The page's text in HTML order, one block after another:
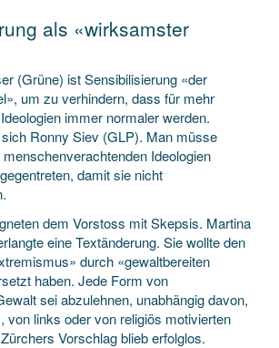
als «wirksamster
(Grüne) ist Sensibilisierung «der
um zu verhindern, dass für mehr
immer normaler werden.
Ronny Siev (GLP). Man müsse
Ideologien
damit sie nicht
dem Vorstoss mit Skepsis. Martina
eine Textänderung. Sie wollte den
durch «gewaltbereiten
haben. Jede Form von
sei abzulehnen, unabhängig davon,
von links oder von religiös motivierten
Vorschlag blieb erfolglos.